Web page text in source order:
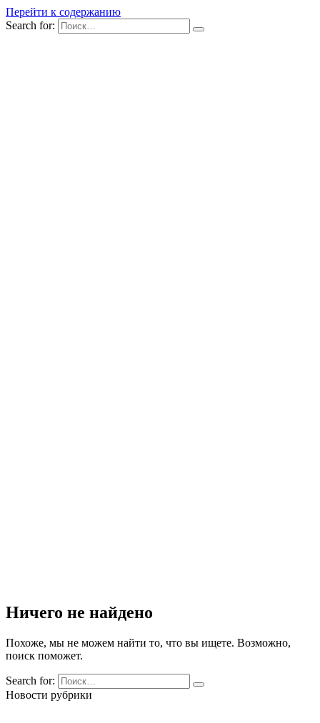
Перейти к содержанию
Search for:
Ничего не найдено
Похоже, мы не можем найти то, что вы ищете. Возможно,
поиск поможет.
Search for:
Новости рубрики